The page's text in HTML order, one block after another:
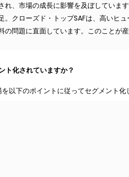
、市場の成長に影響を及ぼしています
。クローズド・トップSAFは、高いヒ
の問題に直面しています。このことが
ト化されていますか？
以下のポイントに従ってセグメント化